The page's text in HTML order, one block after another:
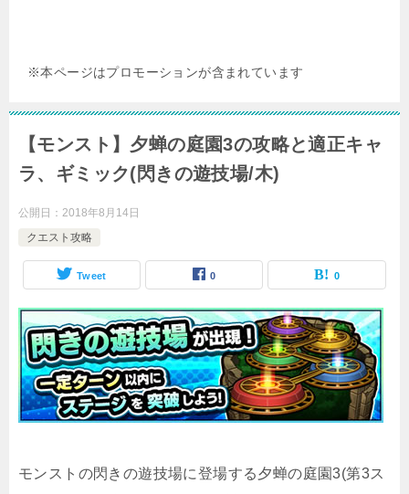
※本ページはプロモーションが含まれています
【モンスト】夕蝉の庭園3の攻略と適正キャ
ラ、ギミック(閃きの遊技場/木)
公開日： 2018年8月14日
クエスト攻略
Tweet 0 0
モンストの閃きの遊技場に登場する夕蝉の庭園3(第3ス